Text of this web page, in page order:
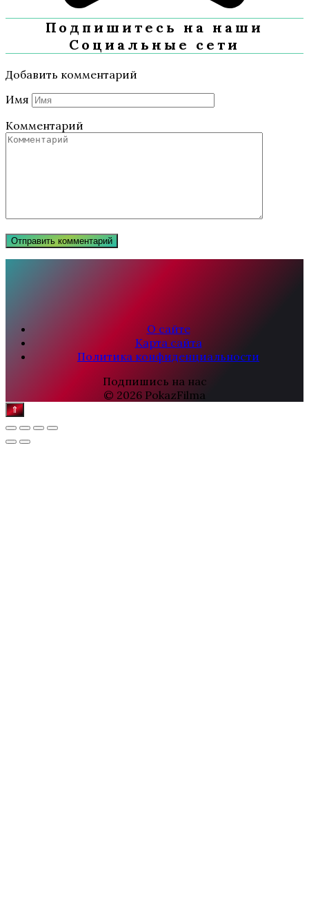
Подпишитесь на наши
Социальные сети
Добавить комментарий
Имя
Комментарий
О сайте
Карта сайта
Политика конфиденциальности
Подпишись на нас
© 2026 PokazFilma